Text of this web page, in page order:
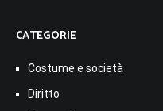
CATEGORIE
Costume e società
Diritto